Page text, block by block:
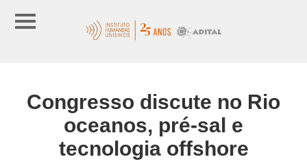
Congresso discute no Rio
oceanos, pré-sal e
tecnologia offshore